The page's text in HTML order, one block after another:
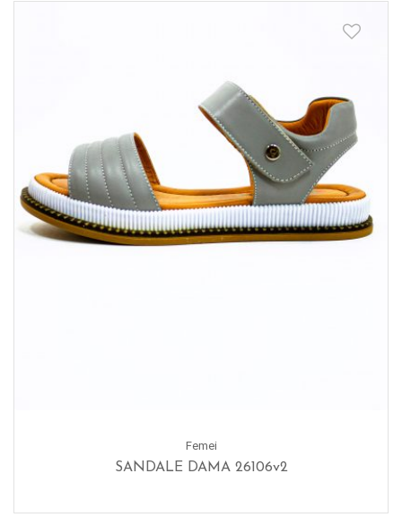
Femei
SANDALE DAMA 26106v2